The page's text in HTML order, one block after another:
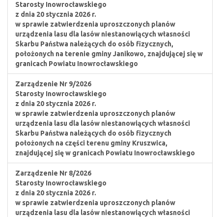
Starosty Inowrocławskiego
z dnia 20 stycznia 2026 r.
w sprawie zatwierdzenia uproszczonych planów
urządzenia lasu dla lasów niestanowiących własności
Skarbu Państwa należących do osób fizycznych,
położonych na terenie gminy Janikowo, znajdującej się w
granicach Powiatu Inowrocławskiego
Zarządzenie Nr 9/2026
Starosty Inowrocławskiego
z dnia 20 stycznia 2026 r.
w sprawie zatwierdzenia uproszczonych planów
urządzenia lasu dla lasów niestanowiących własności
Skarbu Państwa należących do osób fizycznych
położonych na części terenu gminy Kruszwica,
znajdującej się w granicach Powiatu Inowrocławskiego
Zarządzenie Nr 8/2026
Starosty Inowrocławskiego
z dnia 20 stycznia 2026 r.
w sprawie zatwierdzenia uproszczonych planów
urządzenia lasu dla lasów niestanowiących własności